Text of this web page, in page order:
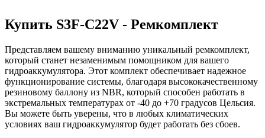
Купить S3F-C22V - Ремкомплект
Представляем вашему вниманию уникальный ремкомплект,
который станет незаменимым помощником для вашего
гидроаккумулятора. Этот комплект обеспечивает надежное
функционирование системы, благодаря высококачественному
резиновому баллону из NBR, который способен работать в
экстремальных температурах от -40 до +70 градусов Цельсия.
Вы можете быть уверены, что в любых климатических
условиях ваш гидроаккумулятор будет работать без сбоев.